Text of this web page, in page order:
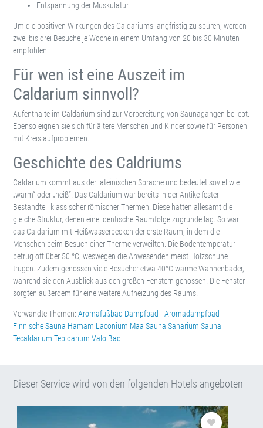
Entspannung der Muskulatur
Um die positiven Wirkungen des Caldariums langfristig zu spüren, werden
zwei bis drei Besuche je Woche in einem Umfang von 20 bis 30 Minuten
empfohlen.
Für wen ist eine Auszeit im
Caldarium sinnvoll?
Aufenthalte im Caldarium sind zur Vorbereitung von Saunagängen beliebt.
Ebenso eignen sie sich für ältere Menschen und Kinder sowie für Personen
mit Kreislaufproblemen.
Geschichte des Caldriums
Caldarium kommt aus der lateinischen Sprache und bedeutet soviel wie
„warm“ oder „heiß“. Das Caldarium war bereits in der Antike fester
Bestandteil klassischer römischer Thermen. Diese hatten allesamt die
gleiche Struktur, denen eine identische Raumfolge zugrunde lag. So war
das Caldarium mit Heißwasserbecken der erste Raum, in dem die
Menschen beim Besuch einer Therme verweilten. Die Bodentemperatur
betrug oft über 50 °C, weswegen die Anwesenden meist Holzschuhe
trugen. Zudem genossen viele Besucher etwa 40°C warme Wannenbäder,
während sie den Ausblick aus den großen Fenstern genossen. Die Fenster
sorgten außerdem für eine weitere Aufheizung des Raums.
Verwandte Themen: Aromafußbad Dampfbad - Aromadampfbad
Finnische Sauna Hamam Laconium Maa Sauna Sanarium Sauna
Tecaldarium Tepidarium Valo Bad
Dieser Service wird von den folgenden Hotels angeboten